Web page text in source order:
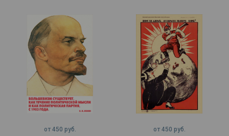
от 450 руб. от 450 руб.